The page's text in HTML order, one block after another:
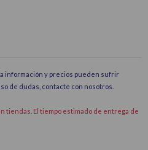
información y precios pueden sufrir
de dudas, contacte con nosotros.
tiendas. El tiempo estimado de entrega de